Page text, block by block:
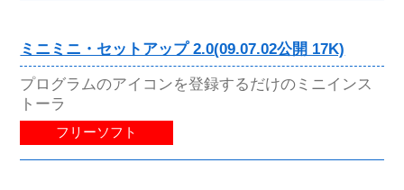
ミニミニ・セットアップ 2.0(09.07.02公開 17K)
プログラムのアイコンを登録するだけのミニインス
トーラ
フリーソフト